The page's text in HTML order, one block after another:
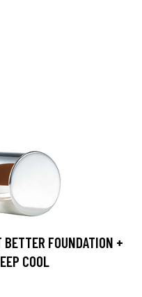
FOUNDATION +
COOL